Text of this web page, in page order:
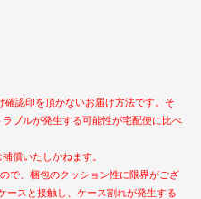
確認印を頂かないお届け方法です。そ
ブルが発生する可能性が宅配便に比べ
償いたしかねます。
で、梱包のクッション性に限界がござ
ースと接触し、ケース割れが発生する